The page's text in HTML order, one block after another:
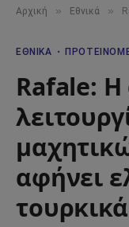
Αρχική » Εθνικά »
ΕΘΝΙΚΆ
Rafale:
αφήνει